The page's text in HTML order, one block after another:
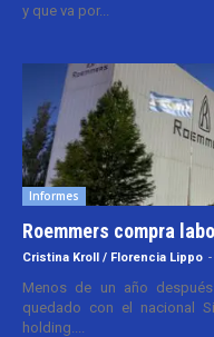
y que va por...
Informes
Roemmers compra
Cristina Kroll / Florencia Lippo -
Menos de un año
quedado con el nacional
holding....